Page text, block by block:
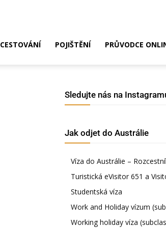
CESTOVÁNÍ POJIŠTĚNÍ PRŮVODCE
Sledujte nás na
Jak odjet do Austrálie
Víza do Austrálie –
Turistická eVisitor 651 a
Studentská víza
Work and Holiday vízum
Working holiday víza